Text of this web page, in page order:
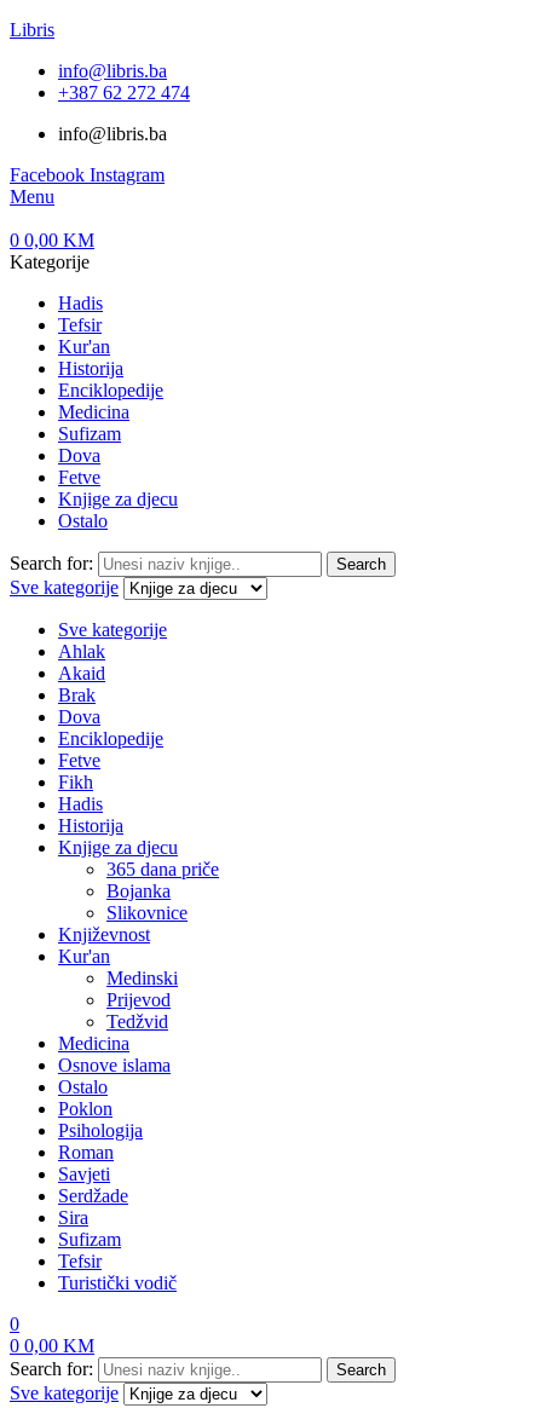
Libris
info@libris.ba
+387 62 272 474​
info@libris.ba
Facebook Instagram
Menu
0 0,00 KM
Kategorije
Hadis
Tefsir
Kur'an
Historija
Enciklopedije
Medicina
Sufizam
Dova
Fetve
Knjige za djecu
Ostalo
Search for: Search
Sve kategorije
Sve kategorije
Ahlak
Akaid
Brak
Dova
Enciklopedije
Fetve
Fikh
Hadis
Historija
Knjige za djecu
365 dana priče
Bojanka
Slikovnice
Književnost
Kur'an
Medinski
Prijevod
Tedžvid
Medicina
Osnove islama
Ostalo
Poklon
Psihologija
Roman
Savjeti
Serdžade
Sira
Sufizam
Tefsir
Turistički vodič
0
0 0,00 KM
Search for:
Search
Sve kategorije